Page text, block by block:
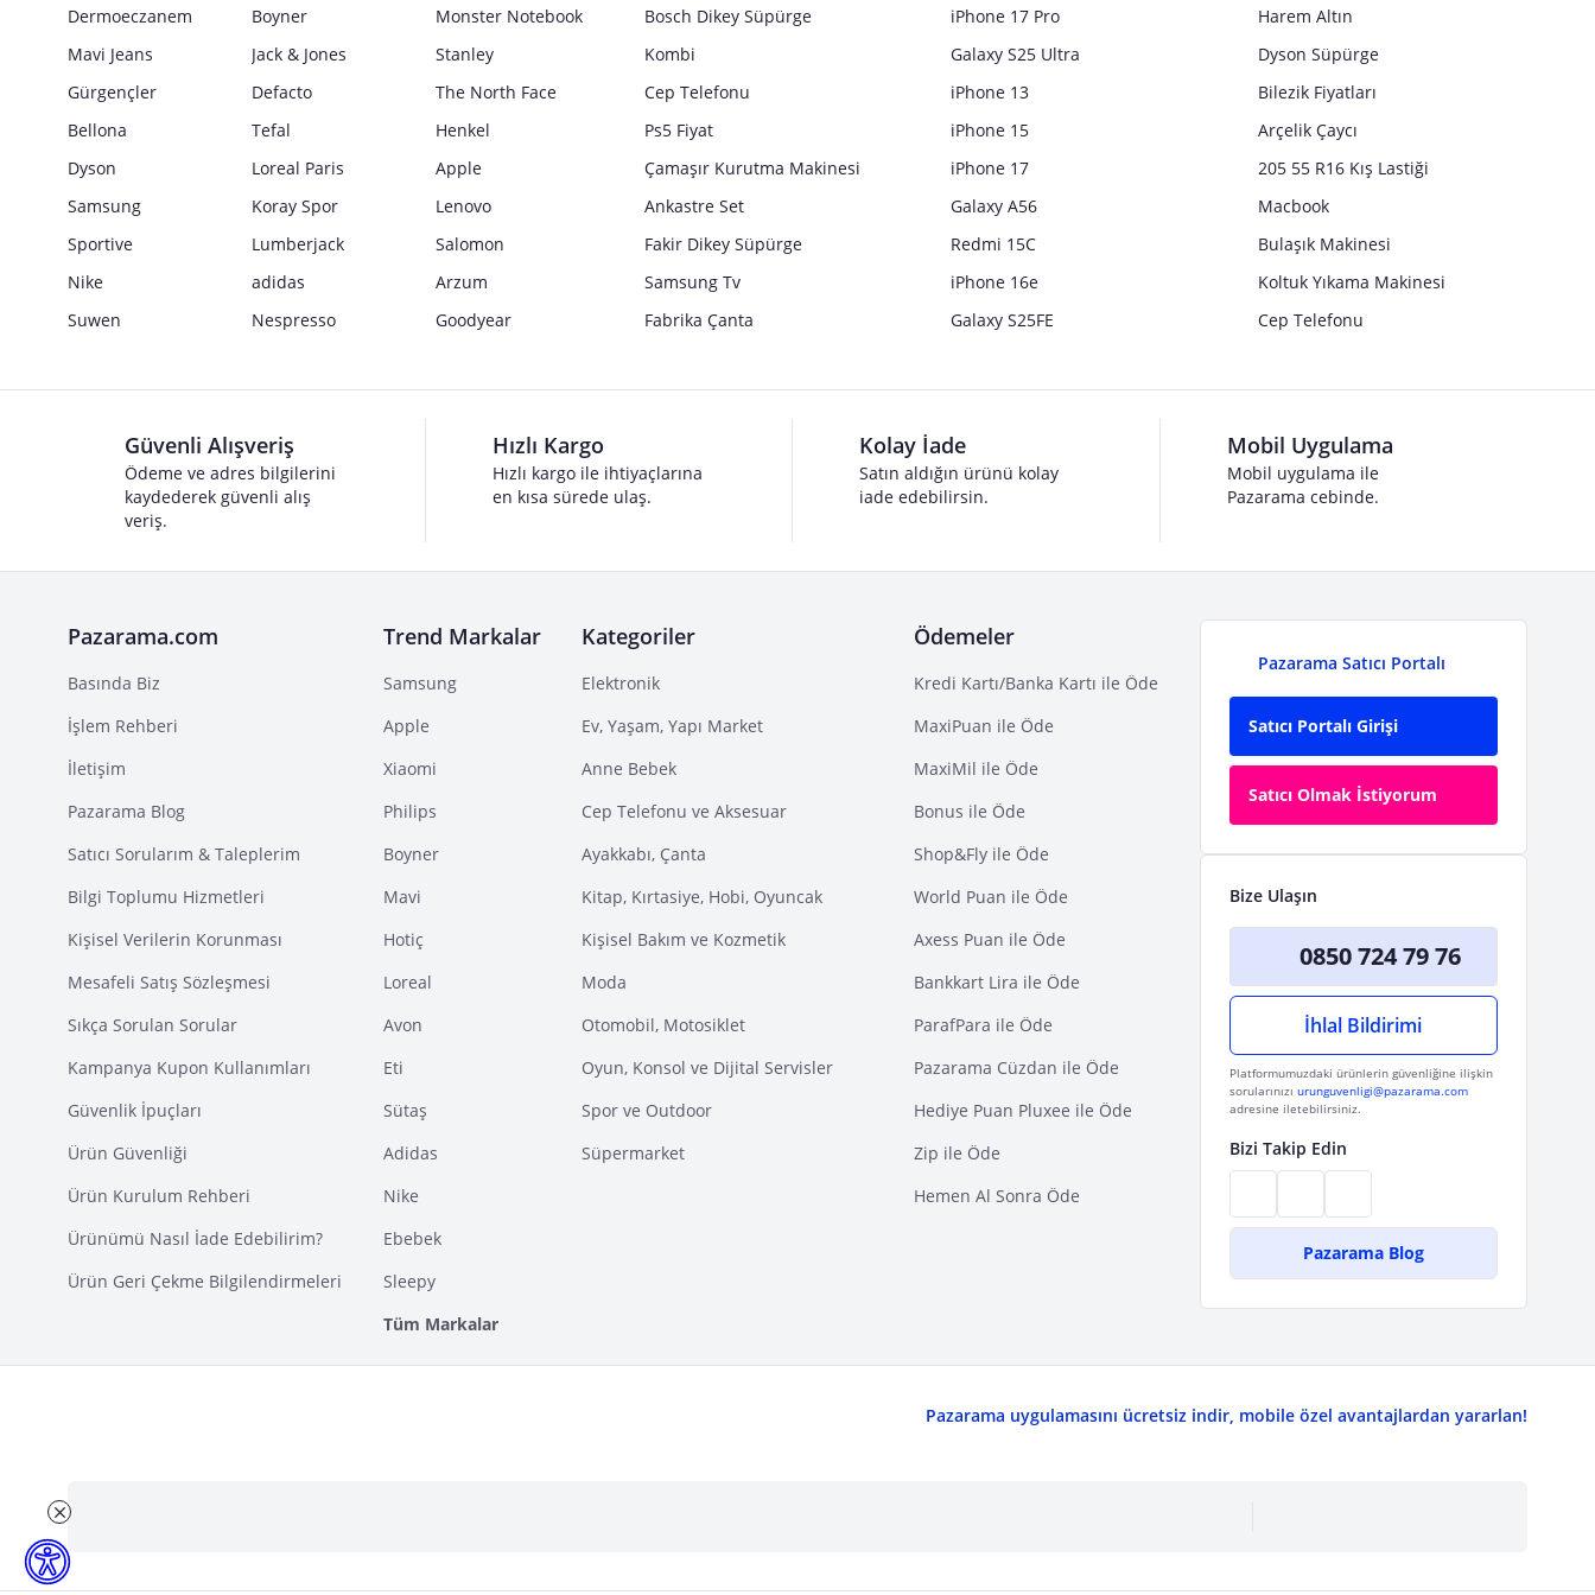
Dermoeczanem
Boyner
Monster Notebook
Mavi Jeans
Jack & Jones
Stanley
Gürgençler
Defacto
The North Face
Bellona
Tefal
Henkel
Dyson
Loreal Paris
Apple
Samsung
Koray Spor
Lenovo
Sportive
Lumberjack
Salomon
Nike
adidas
Arzum
Suwen
Nespresso Goodyear
Bosch Dikey Süpürge
Kombi
Cep Telefonu
Ps5 Fiyat
Çamaşır Kurutma Makinesi
Ankastre Set
Fakir Dikey Süpürge
Samsung Tv
Fabrika Çanta
iPhone 17 Pro
Galaxy S25 Ultra
iPhone 13
iPhone 15
iPhone 17
Galaxy A56
Redmi 15C
iPhone 16e
Galaxy S25FE
Harem Altın
Dyson Süpürge
Bilezik Fiyatları
Arçelik Çaycı
205 55 R16 Kış Lastiği
Macbook
Bulaşık Makinesi
Koltuk Yıkama Makinesi
Cep Telefonu
Güvenli Alışveriş
Ödeme ve adres bilgilerini
kaydederek güvenli alış
veriş.
Hızlı Kargo
Hızlı kargo ile ihtiyaçlarına
en kısa sürede ulaş.
Kolay İade
Satın aldığın ürünü kolay
iade edebilirsin.
Mobil Uygulama
Mobil uygulama ile
Pazarama cebinde.
Pazarama.com
Basında Biz
İşlem Rehberi
İletişim
Pazarama Blog
Satıcı Sorularım & Taleplerim
Bilgi Toplumu Hizmetleri
Kişisel Verilerin Korunması
Mesafeli Satış Sözleşmesi
Sıkça Sorulan Sorular
Kampanya Kupon Kullanımları
Güvenlik İpuçları
Ürün Güvenliği
Ürün Kurulum Rehberi
Ürünümü Nasıl İade Edebilirim?
Ürün Geri Çekme Bilgilendirmeleri
Trend Markalar
Samsung
Apple
Xiaomi
Philips
Boyner
Mavi
Hotiç
Loreal
Avon
Eti
Sütaş
Adidas
Nike
Ebebek
Sleepy
Tüm Markalar
Kategoriler
Elektronik
Ev, Yaşam, Yapı Market
Anne Bebek
Cep Telefonu ve Aksesuar
Ayakkabı, Çanta
Kitap, Kırtasiye, Hobi, Oyuncak
Kişisel Bakım ve Kozmetik
Moda
Otomobil, Motosiklet
Oyun, Konsol ve Dijital Servisler
Spor ve Outdoor
Süpermarket
Ödemeler
Kredi Kartı/Banka Kartı ile Öde
MaxiPuan ile Öde
MaxiMil ile Öde
Bonus ile Öde
Shop&Fly ile Öde
World Puan ile Öde
Axess Puan ile Öde
Bankkart Lira ile Öde
ParafPara ile Öde
Pazarama Cüzdan ile Öde
Hediye Puan Pluxee ile Öde
Zip ile Öde
Hemen Al Sonra Öde
Pazarama Satıcı Portalı
Satıcı Portalı Girişi
Satıcı Olmak İstiyorum
Bize Ulaşın
0850 724 79 76
İhlal Bildirimi
Platformumuzdaki ürünlerin güvenliğine ilişkin
sorularınızı urunguvenligi@pazarama.com
adresine iletebilirsiniz.
Bizi Takip Edin
Pazarama Blog
Pazarama uygulamasını ücretsiz indir, mobile özel avantajlardan yararlan!